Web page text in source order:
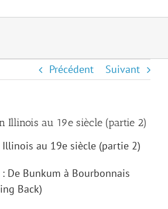
Précédent Suivant
Illinois au 19e siècle (partie 2)
Illinois au 19e siècle (partie 2)
De Bunkum à Bourbonnais
Back)